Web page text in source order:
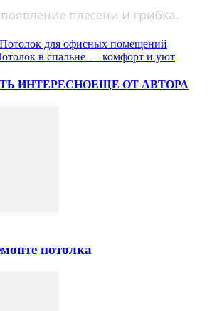
плесени и грибка.
Потолок для офисных помещений
в спальне — комфорт и уют
ИНТЕРЕСНОЕЩЕ ОТ АВТОРА
потолка